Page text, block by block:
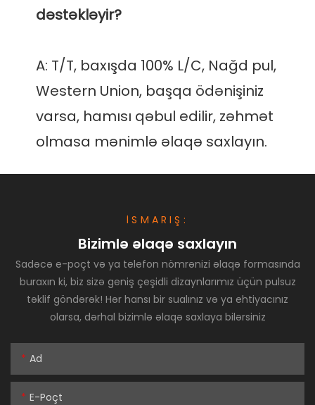
A: T/T, baxışda 100% L/C, Nağd pul,
Western Union, başqa ödənişiniz
varsa, hamısı qəbul edilir, zəhmət
İSMARIŞ:
Bizimlə əlaqə saxlayın
Sadəcə e-poçt və ya telefon nömrənizi əlaqə formasında
buraxın ki, biz sizə geniş çeşidli dizaynlarımız üçün pulsuz
təklif göndərək! Hər hansı bir sualınız və ya ehtiyacınız
olarsa, dərhal bizimlə əlaqə saxlaya bilərsiniz
Ad
E-Poçt